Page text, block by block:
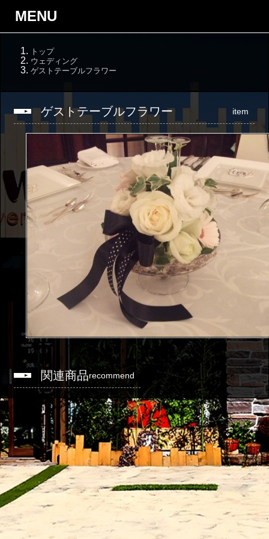
MENU
トップ
ウェディング
ゲストテーブルフラワー
ゲストテーブルフラワー item
関連商品recommend